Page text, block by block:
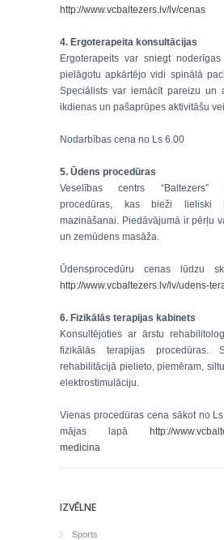
http://www.vcbaltezers.lv/lv/cenas
4. Ergoterapeita konsultācijas
Ergoterapeits var sniegt
pielāgotu apkārtējo vidi spinālā
Speciālists var iemācīt pareizu un
ikdienas un pašaprūpes aktivitāšu
Nodarbības cena no Ls 6.00
5. Ūdens procedūras
Veselības centrs “Baltezers”
procedūras, kas bieži lieliski
mazināšanai. Piedāvājumā ir pērļu
un zemūdens masāža.
Ūdensprocedūru cenas lūdzu
http://www.vcbaltezers.lv/lv/udens-
6. Fizikālās terapijas kabinets
Konsultējoties ar ārstu
fizikālās terapijas procedūras.
rehabilitācijā pielieto, piemēram,
elektrostimulāciju.
Vienas procedūras cena sākot no
mājas lapā
http://
medicina
IZVĒLNE
Sports